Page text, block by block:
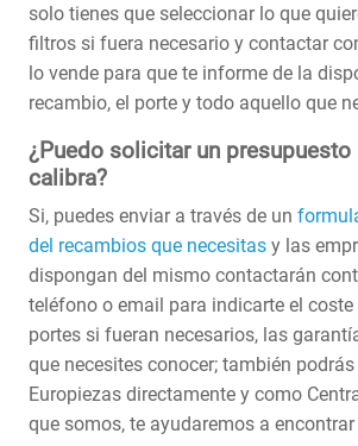
solo tienes que seleccionar lo que
filtros si fuera necesario y contactar
lo vende para que te informe de la
recambio, el porte y todo aquello que
¿Puedo solicitar un
calibra?
Si, puedes enviar a través de un
del recambios que necesitas y las
dispongan del mismo contactarán
teléfono o email para indicarte el coste
portes si fueran necesarios, las
que necesites conocer; también
Europiezas directamente y como
que somos, te ayudaremos a